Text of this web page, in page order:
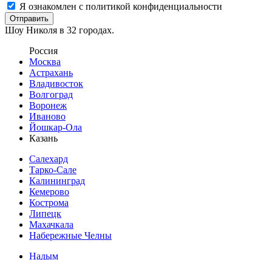
Я ознакомлен с политикой конфиденциальности
Отправить
Шоу Николя в 32 городах.
Россия
Москва
Астрахань
Владивосток
Волгоград
Воронеж
Иваново
Йошкар-Ола
Казань
Салехард
Тарко-Сале
Калининград
Кемерово
Кострома
Липецк
Махачкала
Набережные Челны
Надым